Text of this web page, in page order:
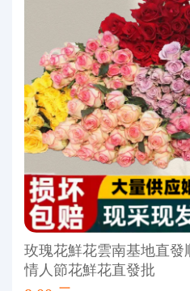
玫瑰花鮮花雲南基地直
情人節花鮮花直發批